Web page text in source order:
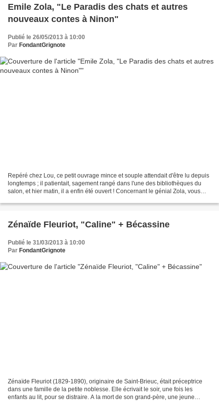
Emile Zola, "Le Paradis des chats et autres
nouveaux contes à Ninon"
Publié le 26/05/2013 à 10:00
Par FondantGrignote
Repéré chez Lou, ce petit ouvrage mince et souple attendait d'être lu depuis
longtemps ; il patientait, sagement rangé dans l'une des bibliothèques du
salon, et hier matin, il a enfin été ouvert ! Concernant le génial Zola, vous
Zénaïde Fleuriot, "Caline" + Bécassine
Publié le 31/03/2013 à 10:00
Par FondantGrignote
Zénaïde Fleuriot (1829-1890), originaire de Saint-Brieuc, était préceptrice
dans une famille de la petite noblesse. Elle écrivait le soir, une fois les
enfants au lit, pour se distraire. A la mort de son grand-père, une jeune